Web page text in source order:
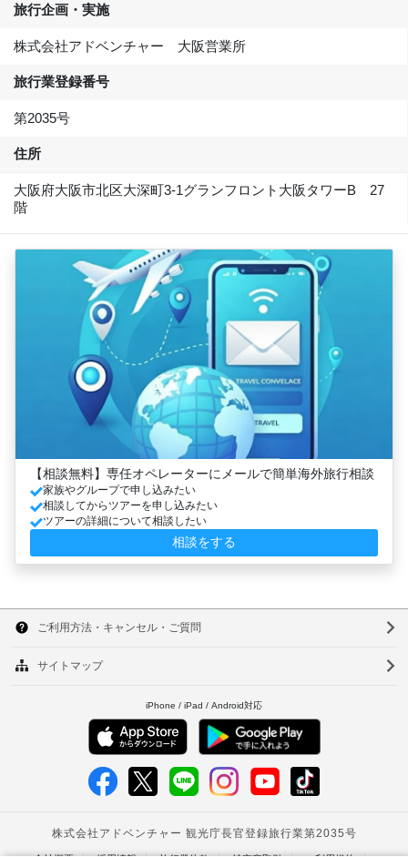
旅行企画・実施
株式会社アドベンチャー 大阪営業所
旅行業登録番号
第2035号
住所
大阪府大阪市北区大深町3-1グランフロント大阪タワーB 27
階
【相談無料】専任オペレーターにメールで簡単海外旅行相談
家族やグループで申し込みたい
相談してからツアーを申し込みたい
ツアーの詳細について相談したい
相談をする